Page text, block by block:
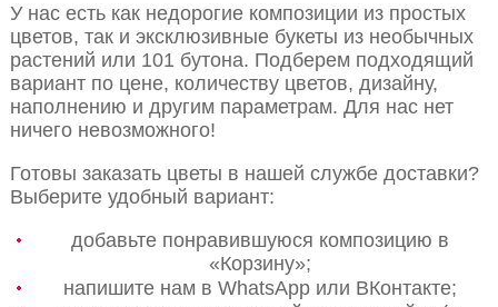
У нас есть как недорогие композиции из простых
цветов, так и эксклюзивные букеты из необычных
растений или 101 бутона. Подберем подходящий
вариант по цене, количеству цветов, дизайну,
наполнению и другим параметрам. Для нас нет
ничего невозможного!
Готовы заказать цветы в нашей службе доставки?
Выберите удобный вариант:
добавьте понравившуюся композицию в
«Корзину»;
напишите нам в WhatsApp или ВКонтакте;